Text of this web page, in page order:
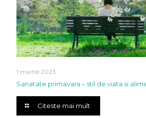
1 martie 2023
Sanatate primavara – stil de viata si
Citeste mai mult